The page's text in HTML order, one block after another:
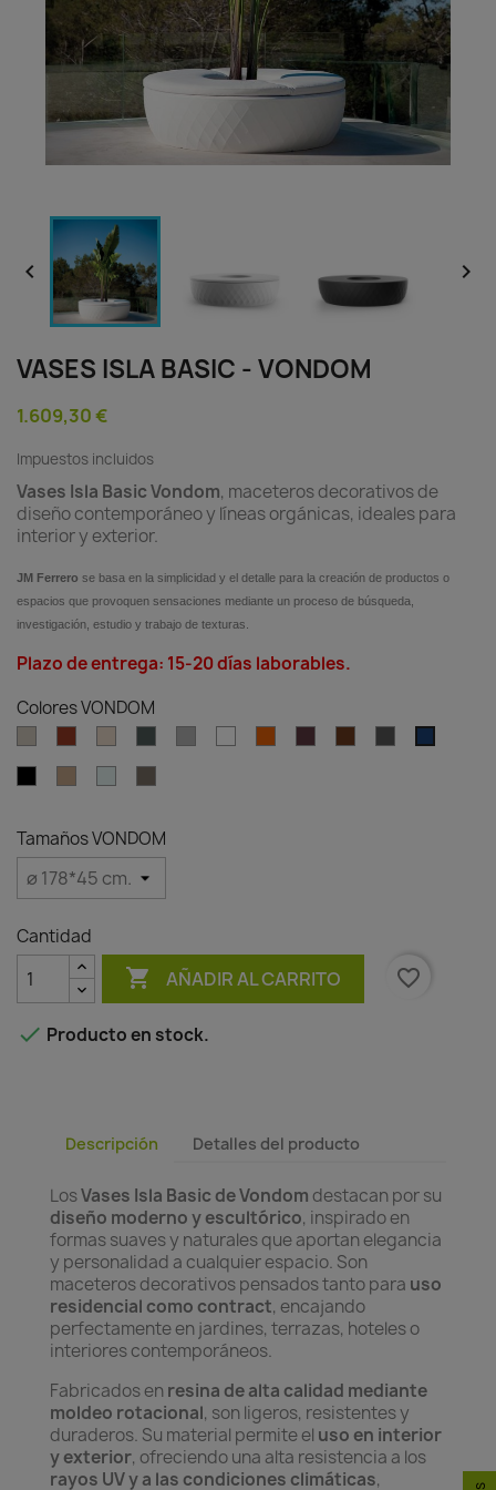
 
VASES ISLA BASIC - VONDOM
1.609,30 €
Impuestos incluidos
Vases Isla Basic Vondom, maceteros decorativos de
diseño contemporáneo y líneas orgánicas, ideales para
interior y exterior.
JM Ferrero se basa en la simplicidad y el detalle para la creación de productos o
espacios que provoquen sensaciones mediante un proceso de búsqueda,
investigación, estudio y trabajo de texturas.
Plazo de entrega: 15-20 días laborables.
Colores VONDOM
Tamaños VONDOM
Cantidad
 AÑADIR AL CARRITO favorite_border
 Producto en stock.
Descripción Detalles del producto
LosVases Isla Basic de Vondom destacan por su
diseño moderno y escultórico, inspirado en
formas suaves y naturales que aportan elegancia
y personalidad a cualquier espacio. Son
maceteros decorativos pensados tanto para uso
residencial como contract, encajando
perfectamente en jardines, terrazas, hoteles o
interiores contemporáneos.
Fabricados en resina de alta calidad mediante
moldeo rotacional, son ligeros, resistentes y
duraderos. Su material permite el uso en interior
y exterior, ofreciendo una alta resistencia a los
rayos UV y a las condiciones climáticas,